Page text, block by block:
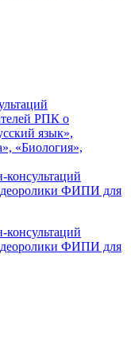
РПК о
язык»,
«Биология»,
ФИПИ для
ФИПИ для